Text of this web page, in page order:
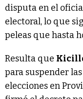
disputa en el
electoral, lo que
peleas que hasta
Resulta que
para suspender las
elecciones en